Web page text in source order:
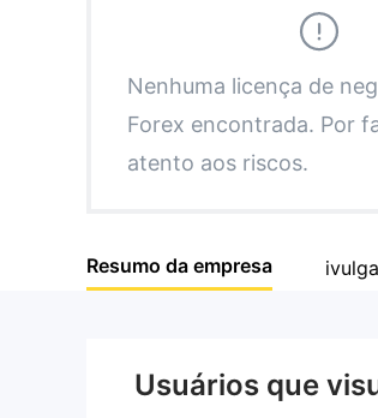
5
6
7
8
9
9
Nenhuma licença de
Forex encontrada. Por
atento aos riscos.
Resumo da empresa
Usuários que